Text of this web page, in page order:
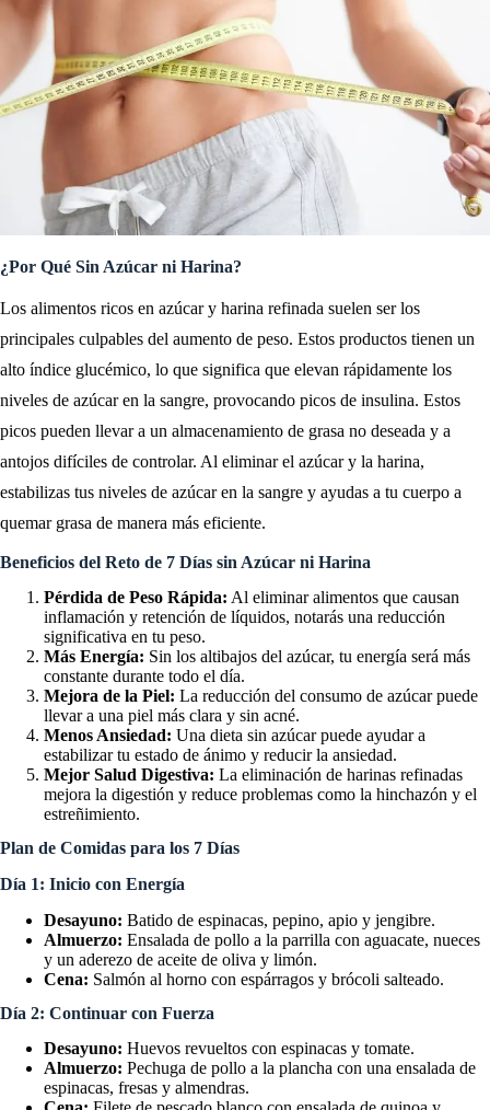
¿Por Qué Sin Azúcar ni Harina?
Los alimentos ricos en azúcar y harina refinada suelen ser los
principales culpables del aumento de peso. Estos productos tienen un
alto índice glucémico, lo que significa que elevan rápidamente los
niveles de azúcar en la sangre, provocando picos de insulina. Estos
picos pueden llevar a un almacenamiento de grasa no deseada y a
antojos difíciles de controlar. Al eliminar el azúcar y la harina,
estabilizas tus niveles de azúcar en la sangre y ayudas a tu cuerpo a
quemar grasa de manera más eficiente.
Beneficios del Reto de 7 Días sin Azúcar ni Harina
Pérdida de Peso Rápida: Al eliminar alimentos que causan
inflamación y retención de líquidos, notarás una reducción
significativa en tu peso.
Más Energía: Sin los altibajos del azúcar, tu energía será más
constante durante todo el día.
Mejora de la Piel: La reducción del consumo de azúcar puede
llevar a una piel más clara y sin acné.
Menos Ansiedad: Una dieta sin azúcar puede ayudar a
estabilizar tu estado de ánimo y reducir la ansiedad.
Mejor Salud Digestiva: La eliminación de harinas refinadas
mejora la digestión y reduce problemas como la hinchazón y el
estreñimiento.
Plan de Comidas para los 7 Días
Día 1: Inicio con Energía
Desayuno: Batido de espinacas, pepino, apio y jengibre.
Almuerzo: Ensalada de pollo a la parrilla con aguacate, nueces
y un aderezo de aceite de oliva y limón.
Cena: Salmón al horno con espárragos y brócoli salteado.
Día 2: Continuar con Fuerza
Desayuno: Huevos revueltos con espinacas y tomate.
Almuerzo: Pechuga de pollo a la plancha con una ensalada de
espinacas, fresas y almendras.